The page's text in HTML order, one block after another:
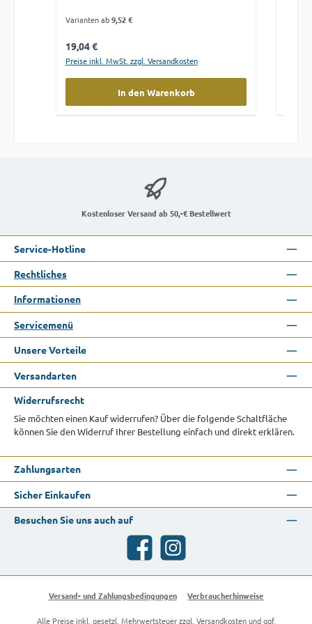
Varianten ab9,52 €
Regulärer Preis:
19,04 €
Preise inkl. MwSt. zzgl. Versandkosten
In den Warenkorb
Kostenloser Versand ab 50,-€ Bestellwert
Service-Hotline
Rechtliches
Informationen
Servicemenü
Unsere Vorteile
Versandarten
Widerrufsrecht
Sie möchten einen Kauf widerrufen? Über die folgende Schaltfläche
können Sie den Widerruf Ihrer Bestellung einfach und direkt erklären.
Zahlungsarten
Sicher Einkaufen
Besuchen Sie uns auch auf
Facebook Instagram
Versand- und Zahlungsbedingungen Verbraucherhinweise
Alle Preise inkl. gesetzl. Mehrwertsteuer zzgl. Versandkostenund ggf.